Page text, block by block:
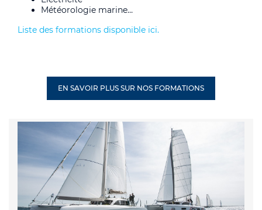
Météorologie marine…
Liste des formations disponible ici.
EN SAVOIR PLUS SUR NOS FORMATIONS